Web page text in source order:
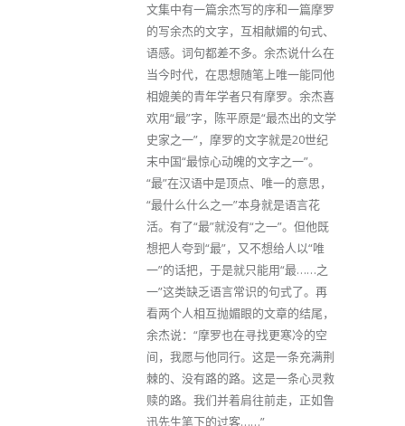
文集中有一篇余杰写的序和一篇摩罗
的写余杰的文字，互相献媚的句式、
语感。词句都差不多。余杰说什么在
当今时代，在思想随笔上唯一能同他
相媲美的青年学者只有摩罗。余杰喜
欢用“最”字，陈平原是“最杰出的文学
史家之一”，摩罗的文字就是20世纪
末中国“最惊心动魄的文字之一”。
“最”在汉语中是顶点、唯一的意思，
“最什么什么之一”本身就是语言花
活。有了“最”就没有“之一”。但他既
想把人夸到“最”，又不想给人以“唯
一”的话把，于是就只能用“最……之
一”这类缺乏语言常识的句式了。再
看两个人相互抛媚眼的文章的结尾，
余杰说：“摩罗也在寻找更寒冷的空
间，我愿与他同行。这是一条充满荆
棘的、没有路的路。这是一条心灵救
赎的路。我们并着肩往前走，正如鲁
迅先生笔下的过客……”